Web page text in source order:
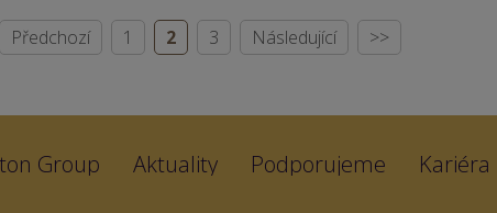
Předchozí 1 2 3 Následující >>
Group Aktuality Podporujeme Kariéra